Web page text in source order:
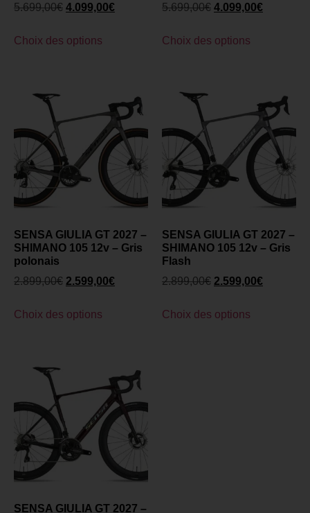
5.699,00€ 4.099,00€
Choix des options
5.699,00€ 4.099,00€
Choix des options
SENSA GIULIA GT 2027 –
SHIMANO 105 12v – Gris
polonais
2.899,00€ 2.599,00€
Choix des options
SENSA GIULIA GT 2027 –
SHIMANO 105 12v – Gris
Flash
2.899,00€ 2.599,00€
Choix des options
SENSA GIULIA GT 2027 –